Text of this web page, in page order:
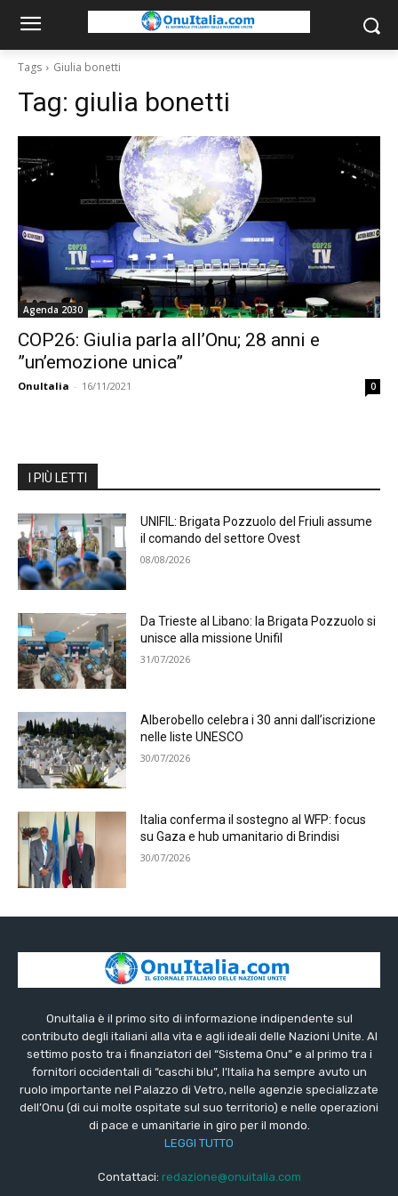
Tags Giulia bonetti
Tag: giulia bonetti
Agenda 2030
COP26: Giulia parla all’Onu; 28 anni e
”un’emozione unica”
OnuItalia - 16/11/2021 0
I PIÙ LETTI
UNIFIL: Brigata Pozzuolo del Friuli assume
il comando del settore Ovest
08/08/2026
Da Trieste al Libano: la Brigata Pozzuolo si
unisce alla missione Unifil
31/07/2026
Alberobello celebra i 30 anni dall’iscrizione
nelle liste UNESCO
30/07/2026
Italia conferma il sostegno al WFP: focus
su Gaza e hub umanitario di Brindisi
30/07/2026
OnuItalia è il primo sito di informazione indipendente sul
contributo degli italiani alla vita e agli ideali delle Nazioni Unite. Al
settimo posto tra i finanziatori del “Sistema Onu” e al primo tra i
fornitori occidentali di “caschi blu”, l’Italia ha sempre avuto un
ruolo importante nel Palazzo di Vetro, nelle agenzie specializzate
dell’Onu (di cui molte ospitate sul suo territorio) e nelle operazioni
di pace e umanitarie in giro per il mondo.
LEGGI TUTTO
Contattaci: redazione@onuitalia.com